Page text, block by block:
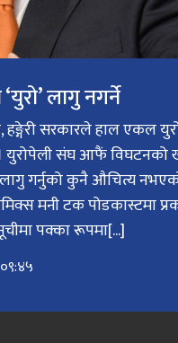
लागु नगर्ने
सरकारले हाल एकल
संघ आफैं विघटनको
गर्नुको कुनै औचित्य
मनी टक पोडकास्टमा
पक्का रूपमा[...]